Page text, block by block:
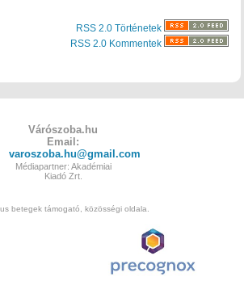
RSS 2.0 Történetek
RSS 2.0 Kommentek
Várószoba.hu
Email:
varoszoba.hu@gmail.com
Médiapartner: Akadémiai
Kiadó Zrt.
betegek támogató, közösségi oldala.